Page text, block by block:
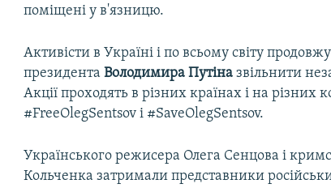
поміщені у в'язницю.
Активісти в Україні і по всьому світу
президентаВолодимира Путіна звільнити
Акції проходять в різних країнах і на різних
#FreeOlegSentsov і #SaveOlegSentsov.
Українського режисера Олега Сенцова і
Кольченка затримали представники